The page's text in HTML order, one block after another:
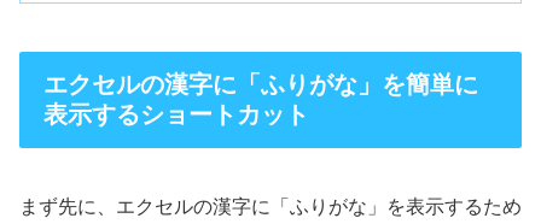
エクセルの漢字に「ふりがな」を簡単に
表示するショートカット
まず先に、エクセルの漢字に「ふりがな」を表示するため